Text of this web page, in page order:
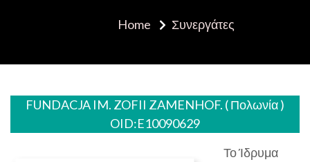
Home Συνεργάτες
FUNDACJA IM. ZOFII ZAMENHOF. ( Πολωνία )
OID:E10090629
Το Ίδρυμα